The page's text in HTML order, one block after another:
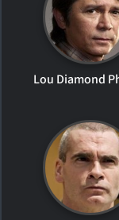
Lou Diamond